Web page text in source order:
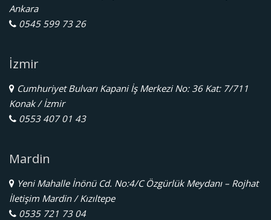
Ankara
0545 599 73 26
İzmir
Cumhuriyet Bulvarı Kapani İş Merkezi No: 36 Kat: 7/711
Konak / İzmir
0553 407 01 43
Mardin
Yeni Mahalle İnönü Cd. No:4/C Özgürlük Meydanı – Rojhat
İletişim Mardin / Kızıltepe
0535 721 73 04